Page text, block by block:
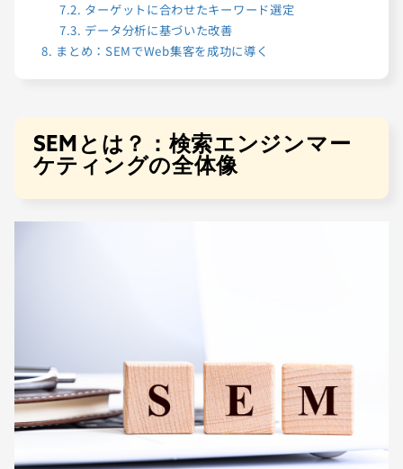
7.2. ターゲットに合わせたキーワード選定
7.3. データ分析に基づいた改善
8. まとめ：SEMでWeb集客を成功に導く
SEMとは？：検索エンジンマー
ケティングの全体像